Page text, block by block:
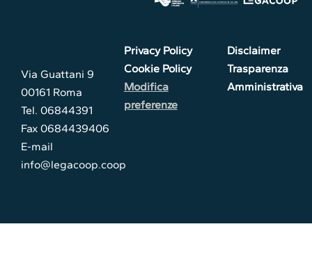
Via Guattani 9
00161 Roma
Tel. 06844391
Fax 0684439406
E-mail
info@legacoop.coop
Privacy Policy
Cookie Policy
Modifica
preferenze
Disclaimer
Trasparenza
Amministrativa